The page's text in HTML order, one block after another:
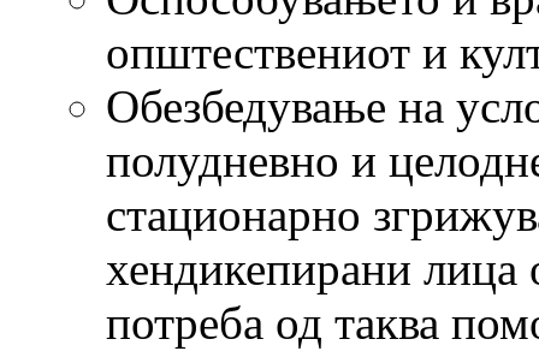
општествениот и
Обезбедување на
полудневно и
стационарно
хендикепирани лица
потреба од таква